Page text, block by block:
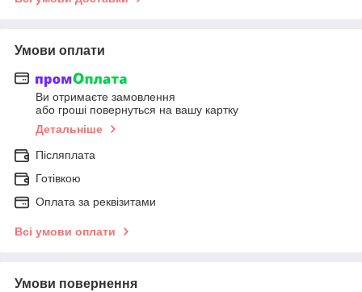
Умови оплати
Ви отримаєте замовлення
або гроші повернуться на вашу картку
Детальніше
Післяплата
Готівкою
Оплата за реквізитами
Всі умови оплати
Умови повернення